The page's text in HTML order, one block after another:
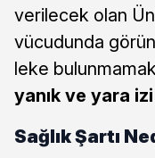
verilecek olan
vücudunda
leke
yanık ve yara
Sağlık Şartı